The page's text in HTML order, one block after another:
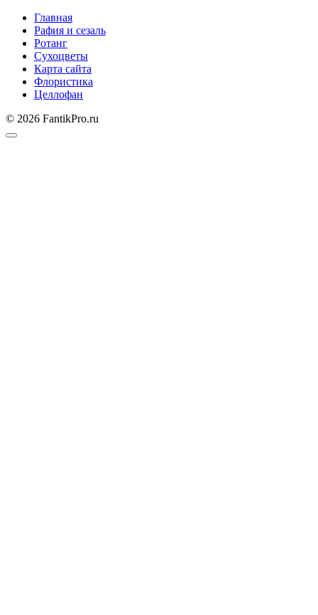
Главная
Рафия и сезаль
Ротанг
Сухоцветы
Карта сайта
Флористика
Целлофан
© 2026 FantikPro.ru